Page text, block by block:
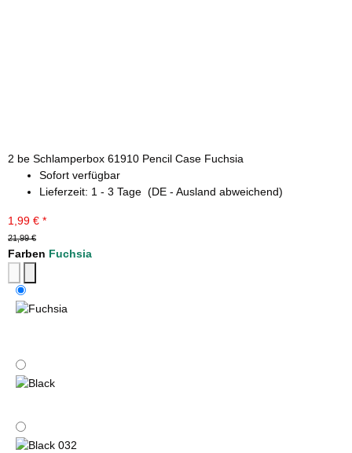
2 be Schlamperbox 61910 Pencil Case Fuchsia
Sofort verfügbar
Lieferzeit: 1 - 3 Tage (DE - Ausland abweichend)
1,99 € *
21,99 €
Farben Fuchsia
Fuchsia
Black